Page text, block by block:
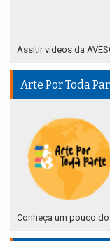
Assitir vídeos da
Arte Por Toda
Conheça um pouco